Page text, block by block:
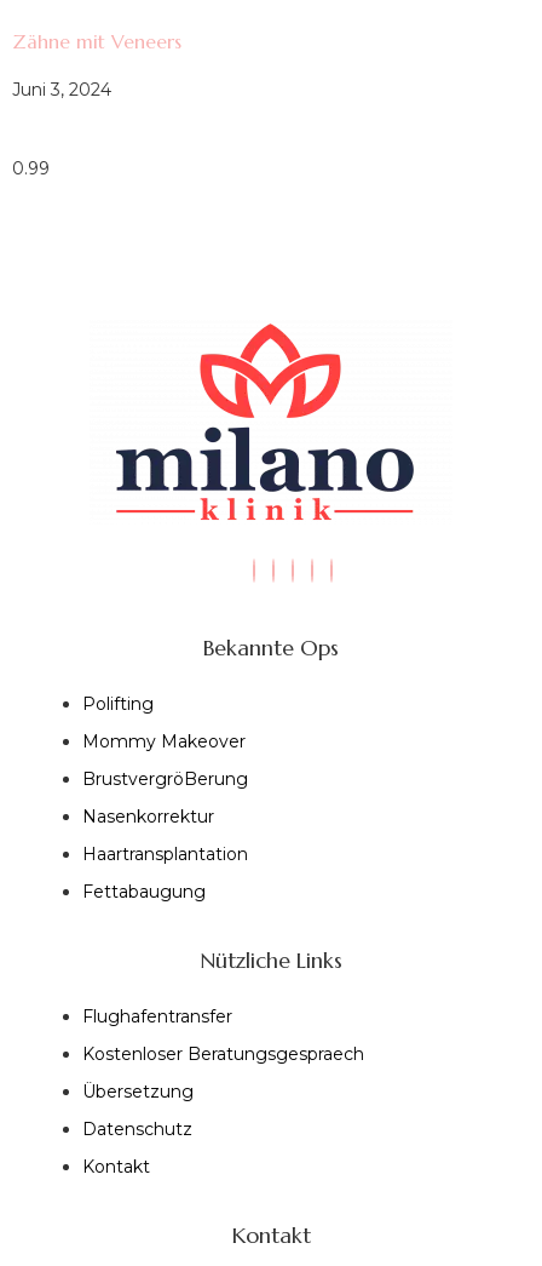
Zähne mit Veneers
Juni 3, 2024
Bekannte Ops
Polifting
Mommy Makeover
BrustvergröBerung
Nasenkorrektur
Haartransplantation
Fettabaugung
Nützliche Links
Flughafentransfer
Kostenloser Beratungsgespraech
Übersetzung
Datenschutz
Kontakt
Kontakt